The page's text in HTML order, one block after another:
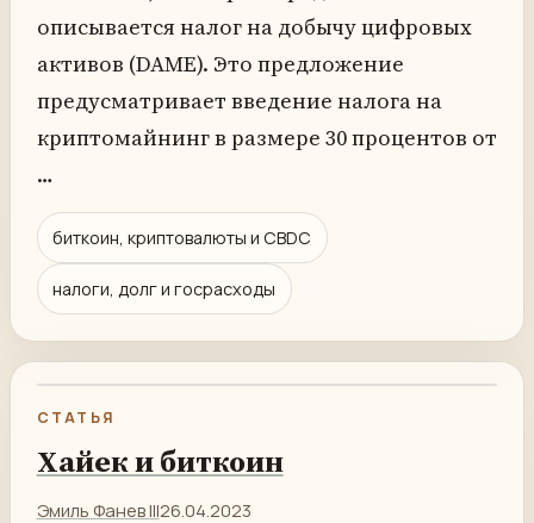
описывается налог на добычу цифровых
активов (DAME). Это предложение
предусматривает введение налога на
криптомайнинг в размере 30 процентов от
…
биткоин, криптовалюты и CBDC
налоги, долг и госрасходы
СТАТЬЯ
Хайек и биткоин
Эмиль Фанев III26.04.2023